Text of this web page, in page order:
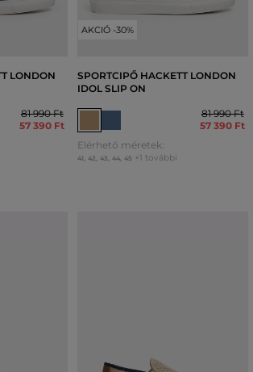
LONDON
81 990 Ft
57 390 Ft
AKCIÓ -30%
SPORTCIPŐ HACKETT LONDON
IDOL SLIP ON
81 990 Ft
57 390 Ft
Elérhető méretek:
41 42 43 44, 45 +1 további